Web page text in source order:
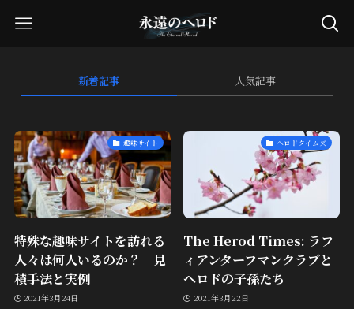
新着記事 人気記事
趣味サイト
特殊な趣味サイトを訪れる
人々は何人いるのか？ 見
積手法と実例
2021年3月24日
ヘロドタイムズ
The Herod Times: ラフ
ィアンターフマンクラブと
ヘロドの子孫たち
2021年3月22日